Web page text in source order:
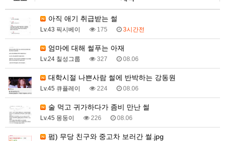
아직 애기 취급받는 썰
Lv.43 픽시베이 175 3시간전
엄마에 대해 썰푸는 아재
Lv.24 칠성그룹 327 08.06
대학시절 나쁜사람 썰에 반박하는 강동원
Lv.45 큐플레이 224 08.06
술 먹고 귀가하다가 좀비 만난 썰
Lv.45 몽둥이 226 08.06
펌) 무당 친구와 중고차 보러간 썰.jpg